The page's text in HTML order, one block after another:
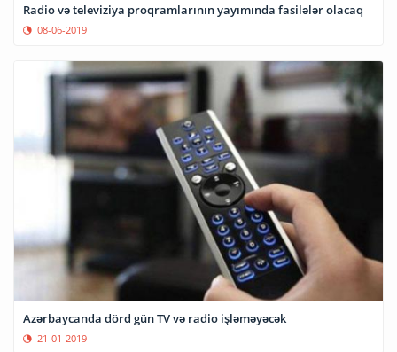
Radio və televiziya proqramlarının yayımında fasilələr olacaq
08-06-2019
Azərbaycanda dörd gün TV və radio işləməyəcək
21-01-2019